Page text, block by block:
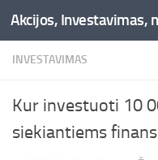
Skip to content
INVESTAVIMAS
Kur investuoti 10
siekiantiems